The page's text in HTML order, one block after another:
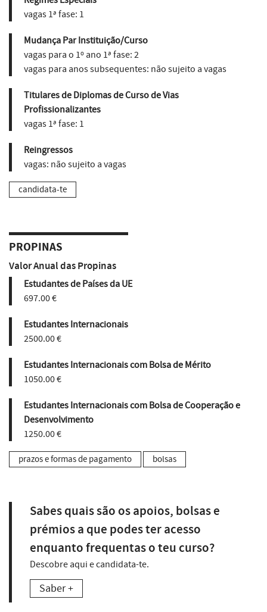
vagas 1ª fase: 1
Mudança Par Instituição/Curso
vagas para o 1º ano 1ª fase: 2
vagas para anos subsequentes: não sujeito a vagas
Titulares de Diplomas de Curso de Vias
Profissionalizantes
vagas 1ª fase: 1
Reingressos
vagas: não sujeito a vagas
candidata-te
PROPINAS
Valor Anual das Propinas
Estudantes de Países da UE
697.00 €
Estudantes Internacionais
2500.00 €
Estudantes Internacionais com Bolsa de Mérito
1050.00 €
Estudantes Internacionais com Bolsa de Cooperação e
Desenvolvimento
1250.00 €
prazos e formas de pagamento bolsas
Sabes quais são os apoios, bolsas e
prémios a que podes ter acesso
enquanto frequentas o teu curso?
Descobre aqui e candidata-te.
Saber +